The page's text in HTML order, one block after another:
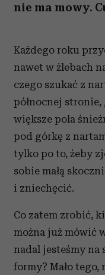
nie ma mowy.
Każdego roku
nawet w żlebach
czego szukać z
północnej
większe pola
pod górkę z
tylko po to, żeby
sobie małą
i zniechęcić.
Co zatem zrobić,
można już mówić
nadal jesteśmy na
formy? Mało tego,